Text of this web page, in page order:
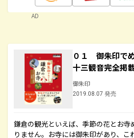
AD
０１ 御朱印で
十三観音完全掲
御朱印
2019.08.07 発売
鎌倉の観光といえば、季節の花とお寺
りません。お寺には御朱印があり、こ